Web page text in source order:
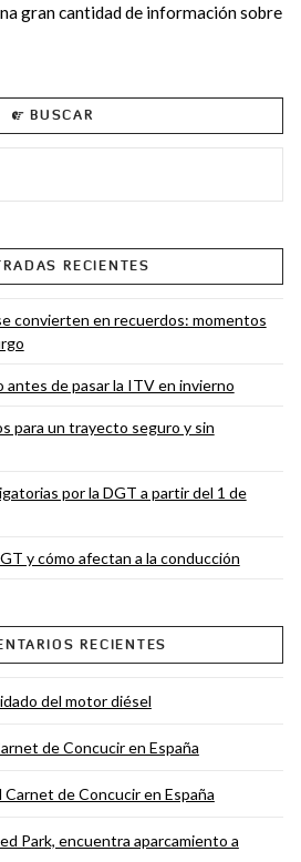
VIEW POST
gran cantidad de información sobre
BUSCAR
RECIENTES
convierten en recuerdos: momentos
de pasar la ITV en invierno
para un trayecto seguro y sin
por la DGT a partir del 1 de
y cómo afectan a la conducción
RECIENTES
del motor diésel
de Concucir en España
de Concucir en España
Park, encuentra aparcamiento a